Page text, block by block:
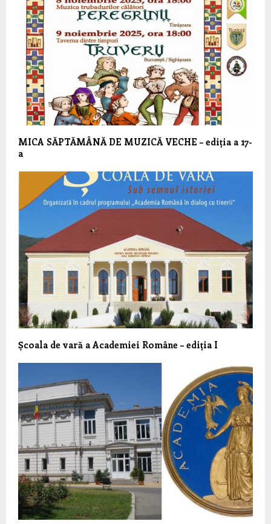
MICA SĂPTĂMÂNĂ DE MUZICĂ VECHE – ediția a 17-
a
Școala de vară a Academiei Române – ediția I